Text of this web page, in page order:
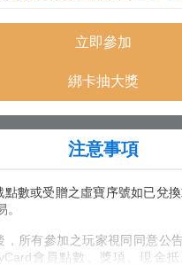
立即參加
綁卡抽大獎
注意事項
點數或受贈之虛寶序號如已兌
，所有參加之玩家視同同意公
會員點數、獎項、現金